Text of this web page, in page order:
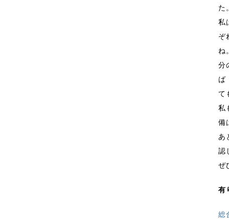
た
私
ぞ
ね
分
ば
て
私
備
あ
認
ぜ
有
総